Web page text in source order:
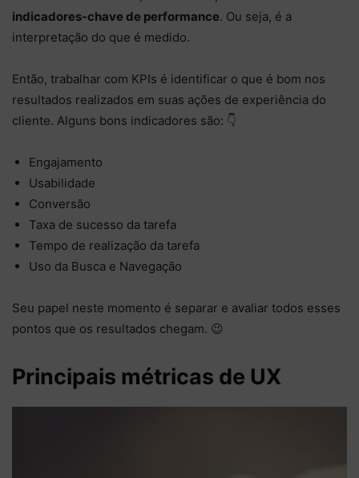
indicadores-chave de performance. Ou seja, é a
interpretação do que é medido.
Então, trabalhar com KPIs é identificar o que é bom nos
resultados realizados em suas ações de experiência do
cliente. Alguns bons indicadores são: 👇
Engajamento
Usabilidade
Conversão
Taxa de sucesso da tarefa
Tempo de realização da tarefa
Uso da Busca e Navegação
Seu papel neste momento é separar e avaliar todos esses
pontos que os resultados chegam. 😉
Principais métricas de UX